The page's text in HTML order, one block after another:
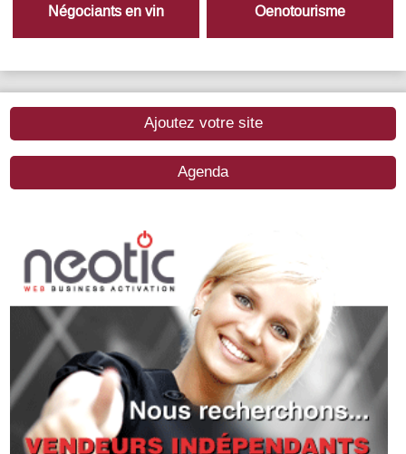
Négociants en vin Oenotourisme
Ajoutez votre site
Agenda